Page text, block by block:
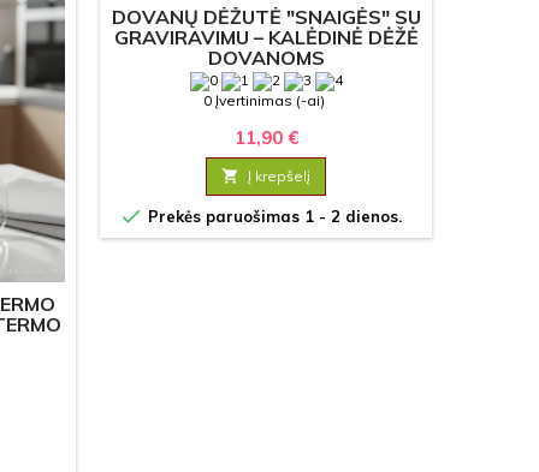
DOVANŲ DĖŽUTĖ "SNAIGĖS" SU
GRAVIRAVIMU – KALĖDINĖ DĖŽĖ
DOVANOMS
0 Įvertinimas (-ai)
11,90 €
 Į krepšelį
 Prekės paruošimas 1 - 2 dienos.